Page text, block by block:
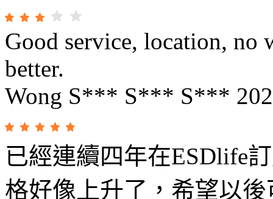
Good service, location, no
better.
Wong S*** S*** S***
已經連續四年在ESDlife
格好像上升了，希望以